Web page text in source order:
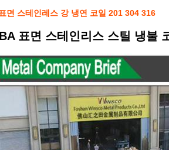
면 스테인레스 강 냉연 코일 201 304 316
표면 스테인리스 스틸 냉불